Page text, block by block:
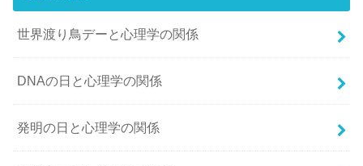
世界渡り鳥デーと心理学の関係
DNAの日と心理学の関係
発明の日と心理学の関係